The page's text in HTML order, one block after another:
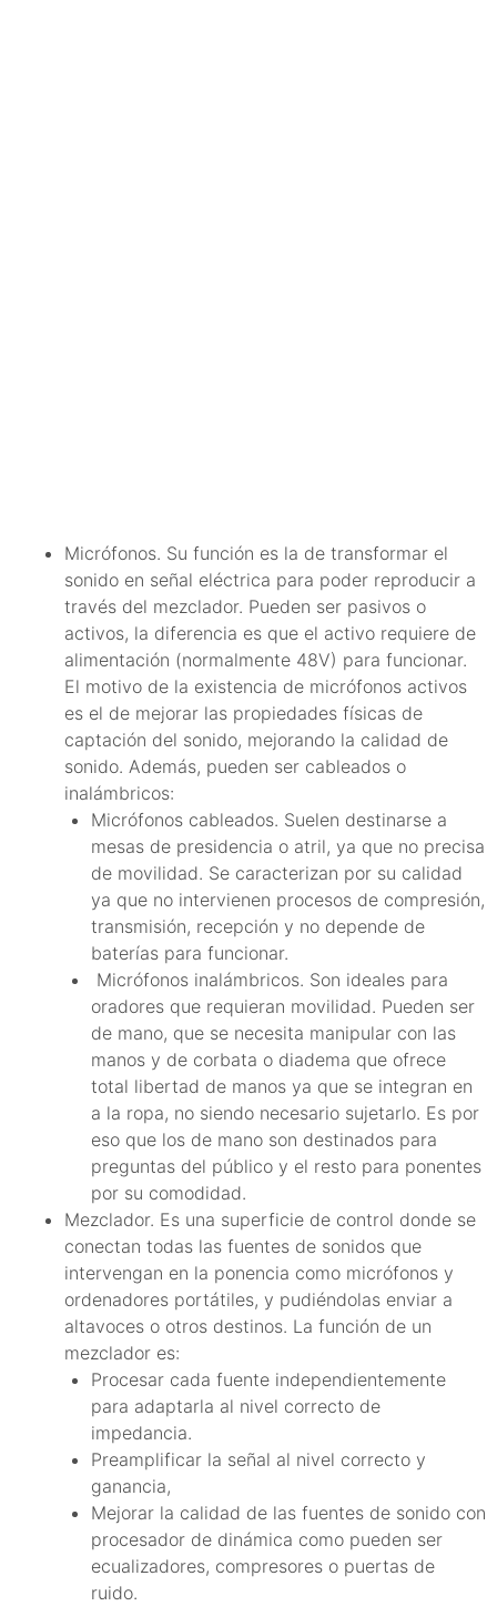
Micrófonos. Su función es la de transformar el
sonido en señal eléctrica para poder reproducir a
través del mezclador. Pueden ser pasivos o
activos, la diferencia es que el activo requiere de
alimentación (normalmente 48V) para funcionar.
El motivo de la existencia de micrófonos activos
es el de mejorar las propiedades físicas de
captación del sonido, mejorando la calidad de
sonido. Además, pueden ser cableados o
inalámbricos:
Micrófonos cableados. Suelen destinarse a
mesas de presidencia o atril, ya que no precisa
de movilidad. Se caracterizan por su calidad
ya que no intervienen procesos de compresión,
transmisión, recepción y no depende de
baterías para funcionar.
Micrófonos inalámbricos. Son ideales para
oradores que requieran movilidad. Pueden ser
de mano, que se necesita manipular con las
manos y de corbata o diadema que ofrece
total libertad de manos ya que se integran en
a la ropa, no siendo necesario sujetarlo. Es por
eso que los de mano son destinados para
preguntas del público y el resto para ponentes
por su comodidad.
Mezclador. Es una superficie de control donde se
conectan todas las fuentes de sonidos que
intervengan en la ponencia como micrófonos y
ordenadores portátiles, y pudiéndolas enviar a
altavoces o otros destinos. La función de un
mezclador es:
Procesar cada fuente independientemente
para adaptarla al nivel correcto de
impedancia.
Preamplificar la señal al nivel correcto y
ganancia,
Mejorar la calidad de las fuentes de sonido con
procesador de dinámica como pueden ser
ecualizadores, compresores o puertas de
ruido.